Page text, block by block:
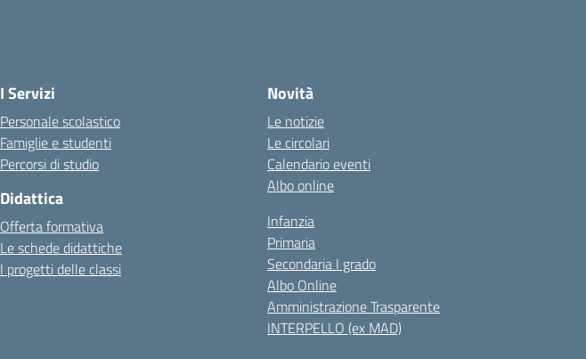
I Servizi
Personale scolastico
Famiglie e studenti
Percorsi di studio
Didattica
Offerta formativa
Le schede didattiche
I progetti delle classi
Novità
Le notizie
Le circolari
Calendario eventi
Albo online
Infanzia
Primaria
Secondaria I grado
Albo Online
Amministrazione Trasparente
INTERPELLO (ex MAD)